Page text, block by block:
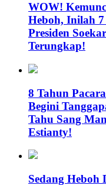
WOW!
Heboh, Inilah
Presiden
Terungkap!
8 Tahun
Begini
Tahu Sang
Estianty!
Sedang Heboh